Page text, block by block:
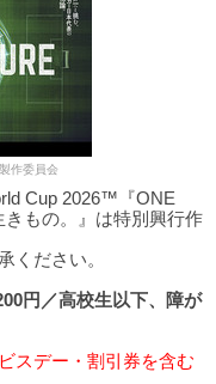
作委員会
Cup 2026™『ONE
もの。』は特別興行作
ください。
円／高校生以下、障が
スデー・割引券を含む